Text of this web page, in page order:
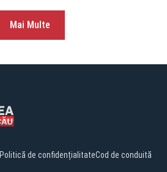
Mai Multe
Politică de confidențialitateCod de conduită